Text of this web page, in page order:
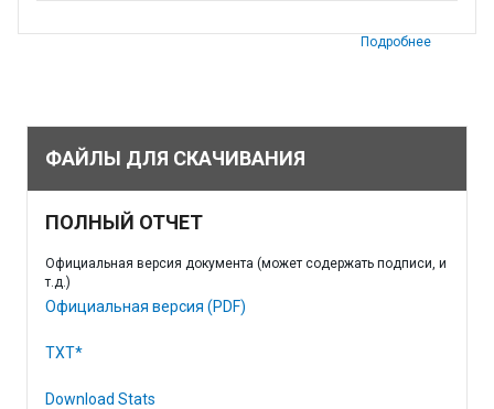
Подробнее
ФАЙЛЫ ДЛЯ СКАЧИВАНИЯ
ПОЛНЫЙ ОТЧЕТ
Официальная версия документа (может содержать подписи, и
т.д.)
Официальная версия (PDF)
TXT*
Download Stats